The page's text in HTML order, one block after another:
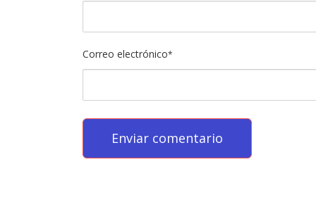
Correo electrónico*